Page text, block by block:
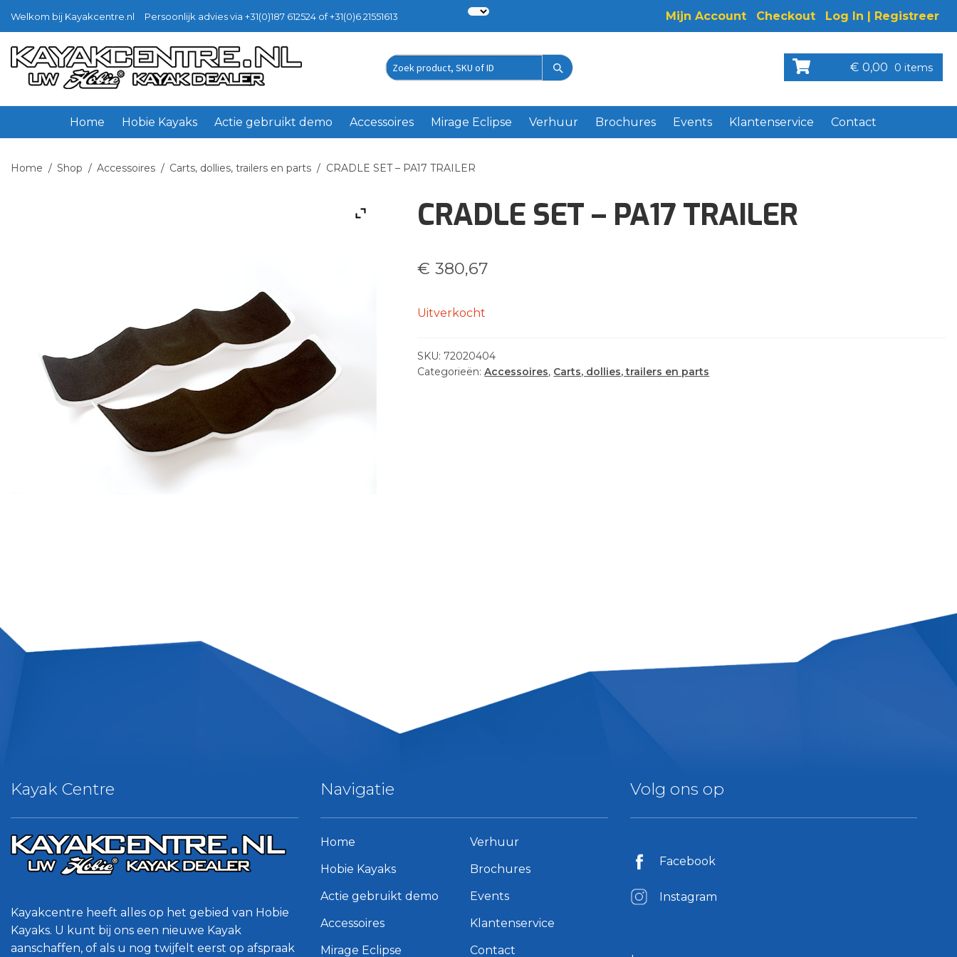
Welkom bij Kayakcentre.nl Persoonlijk advies via +31(0)187 612524 of +31(0)6 21551613 Mijn Account Checkout Log In | Registreer
Ga
door
naar
navigatie
Ga
naar
inhoud
Zoek
€ 0,00 0 items
Home Hobie Kayaks Actie gebruikt demo Accessoires Mirage Eclipse Verhuur Brochures Events Klantenservice Contact
Home / Shop / Accessoires / Carts, dollies, trailers en parts / CRADLE SET – PA17 TRAILER
CRADLE SET – PA17 TRAILER
€ 380,67
Uitverkocht
SKU: 72020404
Categorieën:Accessoires, Carts, dollies, trailers en parts
Kayak Centre
Kayakcentre heeft alles op het gebied van Hobie
Kayaks. U kunt bij ons een nieuwe Kayak
aanschaffen, of als u nog twijfelt eerst op afspraak
Navigatie
Home
Hobie Kayaks
Actie gebruikt demo
Accessoires
Mirage Eclipse
Verhuur
Brochures
Events
Klantenservice
Contact
Volg ons op
Facebook
Instagram